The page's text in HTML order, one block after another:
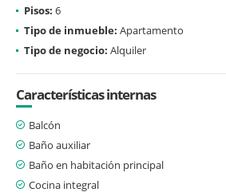
Pisos: 6
Tipo de inmueble: Apartamento
Tipo de negocio: Alquiler
Características internas
Balcón
Baño auxiliar
Baño en habitación principal
Cocina integral